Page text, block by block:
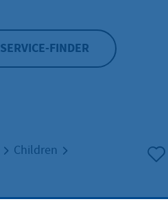
SERVICE-FINDER
Children